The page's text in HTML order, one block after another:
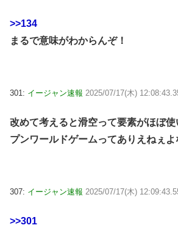
>>134
まるで意味がわからんぞ！
301: イージャン速報 2025/07/17(木)
改めて考えると滑空って要素がほぼ
プンワールドゲームってありえねぇよ
307: イージャン速報 2025/07/17(木)
>>301